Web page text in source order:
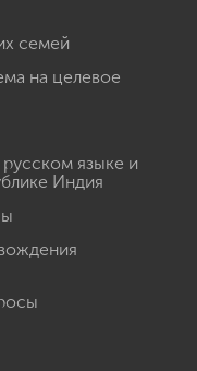
семей
на целевое
языке и
Индия